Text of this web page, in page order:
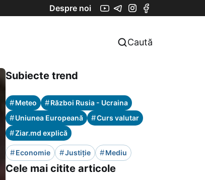
Despre noi
Caută
Subiecte trend
#Meteo #Război Rusia - Ucraina
#Uniunea Europeană #Curs valutar
#Ziar.md explică
#Economie #Justiție #Mediu
Cele mai citite articole